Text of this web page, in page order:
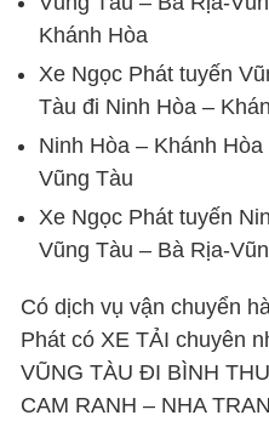
Khánh Hòa
Xe Ngọc Phát tuyến
Tàu đi Ninh Hòa –
Ninh Hòa – Khánh
Vũng Tàu
Xe Ngọc Phát tuyến
Vũng Tàu – Bà Rịa-
Có dịch vụ vận chuyển
Phát có XE TẢI chuyên
VŨNG TÀU ĐI BÌNH
CAM RANH – NHA